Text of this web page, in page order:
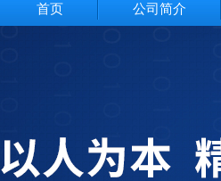
首页 公司简介